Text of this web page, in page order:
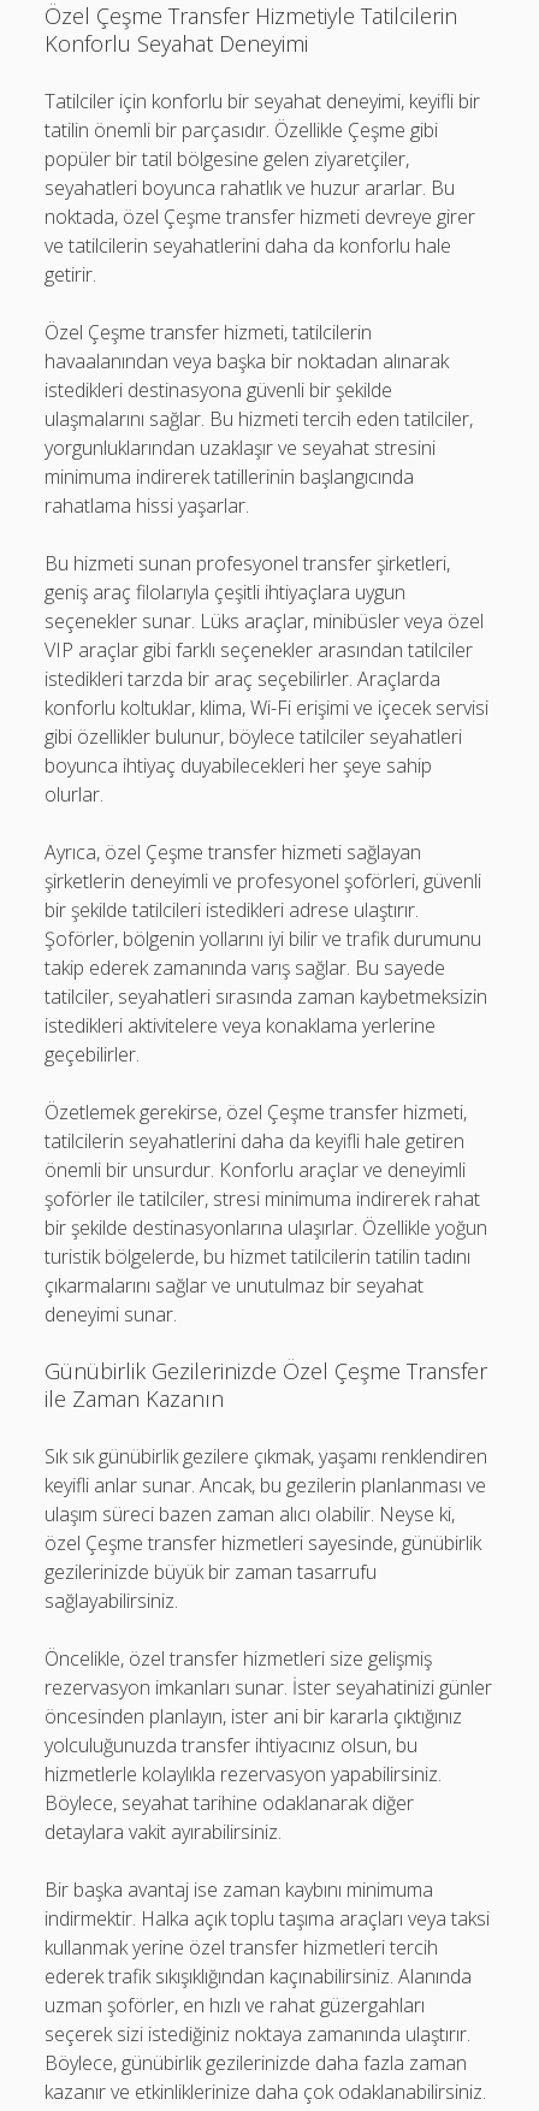
Özel Çeşme Transfer Hizmetiyle Tatilcilerin
Konforlu Seyahat Deneyimi
Tatilciler için konforlu bir seyahat deneyimi, keyifli bir
tatilin önemli bir parçasıdır. Özellikle Çeşme gibi
popüler bir tatil bölgesine gelen ziyaretçiler,
seyahatleri boyunca rahatlık ve huzur ararlar. Bu
noktada, özel Çeşme transfer hizmeti devreye girer
ve tatilcilerin seyahatlerini daha da konforlu hale
getirir.
Özel Çeşme transfer hizmeti, tatilcilerin
havaalanından veya başka bir noktadan alınarak
istedikleri destinasyona güvenli bir şekilde
ulaşmalarını sağlar. Bu hizmeti tercih eden tatilciler,
yorgunluklarından uzaklaşır ve seyahat stresini
minimuma indirerek tatillerinin başlangıcında
rahatlama hissi yaşarlar.
Bu hizmeti sunan profesyonel transfer şirketleri,
geniş araç filolarıyla çeşitli ihtiyaçlara uygun
seçenekler sunar. Lüks araçlar, minibüsler veya özel
VIP araçlar gibi farklı seçenekler arasından tatilciler
istedikleri tarzda bir araç seçebilirler. Araçlarda
konforlu koltuklar, klima, Wi-Fi erişimi ve içecek servisi
gibi özellikler bulunur, böylece tatilciler seyahatleri
boyunca ihtiyaç duyabilecekleri her şeye sahip
olurlar.
Ayrıca, özel Çeşme transfer hizmeti sağlayan
şirketlerin deneyimli ve profesyonel şoförleri, güvenli
bir şekilde tatilcileri istedikleri adrese ulaştırır.
Şoförler, bölgenin yollarını iyi bilir ve trafik durumunu
takip ederek zamanında varış sağlar. Bu sayede
tatilciler, seyahatleri sırasında zaman kaybetmeksizin
istedikleri aktivitelere veya konaklama yerlerine
geçebilirler.
Özetlemek gerekirse, özel Çeşme transfer hizmeti,
tatilcilerin seyahatlerini daha da keyifli hale getiren
önemli bir unsurdur. Konforlu araçlar ve deneyimli
şoförler ile tatilciler, stresi minimuma indirerek rahat
bir şekilde destinasyonlarına ulaşırlar. Özellikle yoğun
turistik bölgelerde, bu hizmet tatilcilerin tatilin tadını
çıkarmalarını sağlar ve unutulmaz bir seyahat
deneyimi sunar.
Günübirlik Gezilerinizde Özel Çeşme Transfer
ile Zaman Kazanın
Sık sık günübirlik gezilere çıkmak, yaşamı renklendiren
keyifli anlar sunar. Ancak, bu gezilerin planlanması ve
ulaşım süreci bazen zaman alıcı olabilir. Neyse ki,
özel Çeşme transfer hizmetleri sayesinde, günübirlik
gezilerinizde büyük bir zaman tasarrufu
sağlayabilirsiniz.
Öncelikle, özel transfer hizmetleri size gelişmiş
rezervasyon imkanları sunar. İster seyahatinizi günler
öncesinden planlayın, ister ani bir kararla çıktığınız
yolculuğunuzda transfer ihtiyacınız olsun, bu
hizmetlerle kolaylıkla rezervasyon yapabilirsiniz.
Böylece, seyahat tarihine odaklanarak diğer
detaylara vakit ayırabilirsiniz.
Bir başka avantaj ise zaman kaybını minimuma
indirmektir. Halka açık toplu taşıma araçları veya taksi
kullanmak yerine özel transfer hizmetleri tercih
ederek trafik sıkışıklığından kaçınabilirsiniz. Alanında
uzman şoförler, en hızlı ve rahat güzergahları
seçerek sizi istediğiniz noktaya zamanında ulaştırır.
Böylece, günübirlik gezilerinizde daha fazla zaman
kazanır ve etkinliklerinize daha çok odaklanabilirsiniz.